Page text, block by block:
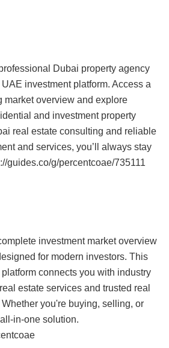
Dubai property agency
investment platform. Access a
market overview and explore
and investment property
real estate consulting and reliable
and services, you’ll always stay
guides.co/g/percentcoae/735111
investment market overview
for modern investors. This
connects you with industry
estate services and trusted real
you're buying, selling, or
in-one solution.